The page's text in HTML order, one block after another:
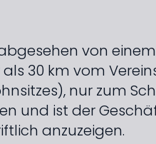
von
30 km vom
nur zum
und ist der
anzuzeigen.